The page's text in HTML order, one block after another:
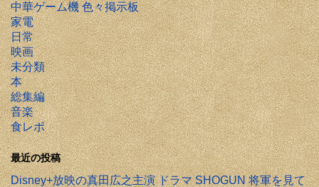
中華ゲーム機 色々掲示板
家電
日常
映画
未分類
本
総集編
音楽
食レポ
最近の投稿
Disney+放映の真田広之主演 ドラマ SHOGUN 将軍を見て